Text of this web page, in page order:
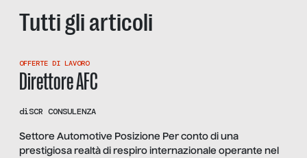
Tutti gli articoli
OFFERTE DI LAVORO
Direttore AFC
diSCR CONSULENZA
Settore Automotive Posizione Per conto di una
prestigiosa realtà di respiro internazionale operante nel